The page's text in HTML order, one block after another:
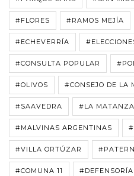
#FLORES #RAMOS MEJÍA
#ECHEVERRÍA
#CONSULTA POPULAR
#OLIVOS #CONSEJO DE LA
#SAAVEDRA #LA MATANZA
#MALVINAS ARGENTINAS
#VILLA ORTÚZAR
#COMUNA 11 #DEFENSORÍA